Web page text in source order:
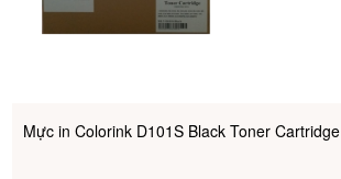
Mực in Colorink D101S Black Toner Cartridge